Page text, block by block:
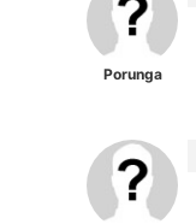
Porunga